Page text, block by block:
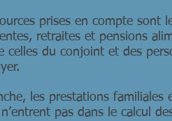
prises en compte sont
retraites et pensions
celles du conjoint et des
les prestations familiales
pas dans le calcul